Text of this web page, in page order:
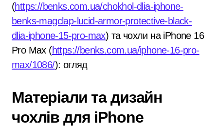
(https://benks.com.ua/chokhol-dlia-iphone-
benks-magclap-lucid-armor-protective-black-
dlia-iphone-15-pro-max) та чохли на iPhone 16
Pro Max (https://benks.com.ua/iphone-16-pro-
max/1086/): огляд
Матеріали та дизайн
чохлів для iPhone